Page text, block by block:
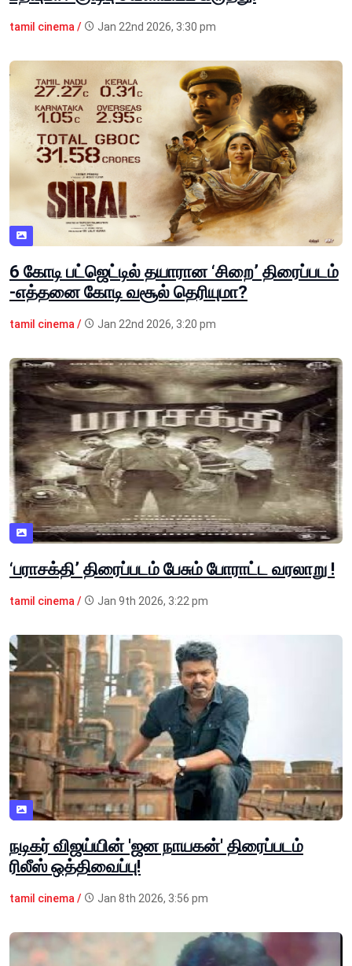
tamil cinema / Jan 22nd 2026, 3:30 pm
6 கோடி பட்ஜெட்டில் தயாரான ‘சிறை’ திரைப்படம்
-எத்தனை கோடி வசூல் தெரியுமா?
tamil cinema / Jan 22nd 2026, 3:20 pm
‘பராசக்தி’ திரைப்படம் பேசும் போராட்ட வரலாறு !
tamil cinema / Jan 9th 2026, 3:22 pm
நடிகர் விஜய்யின் 'ஜன நாயகன்' திரைப்படம்
ரிலீஸ் ஒத்திவைப்பு!
tamil cinema / Jan 8th 2026, 3:56 pm